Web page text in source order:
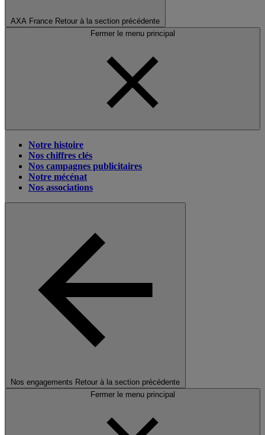
AXA France Retour à la section précédente
Fermer le menu principal
Notre histoire
Nos chiffres clés
Nos campagnes publicitaires
Notre mécénat
Nos associations
Nos engagements Retour à la section précédente
Fermer le menu principal